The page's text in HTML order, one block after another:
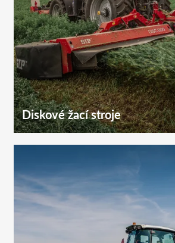
Diskové žací stroje